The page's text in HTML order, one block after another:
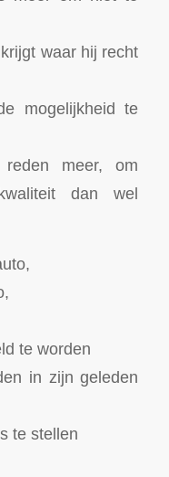
waar hij recht
mogelijkheid te
meer, om
dan wel
te worden
in zijn geleden
te stellen